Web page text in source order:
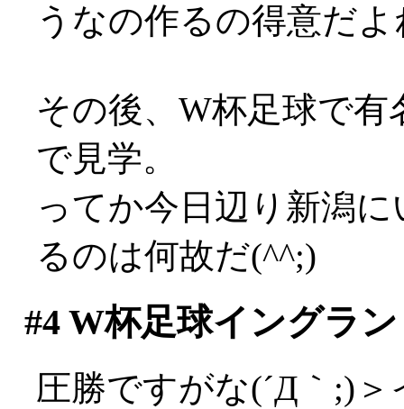
うなの作るの得意だ
その後、W杯足球で
で見学。
ってか今日辺り新潟
るのは何故だ(^^;)
#4W杯足球イングラ
圧勝ですがな(´Д｀;)